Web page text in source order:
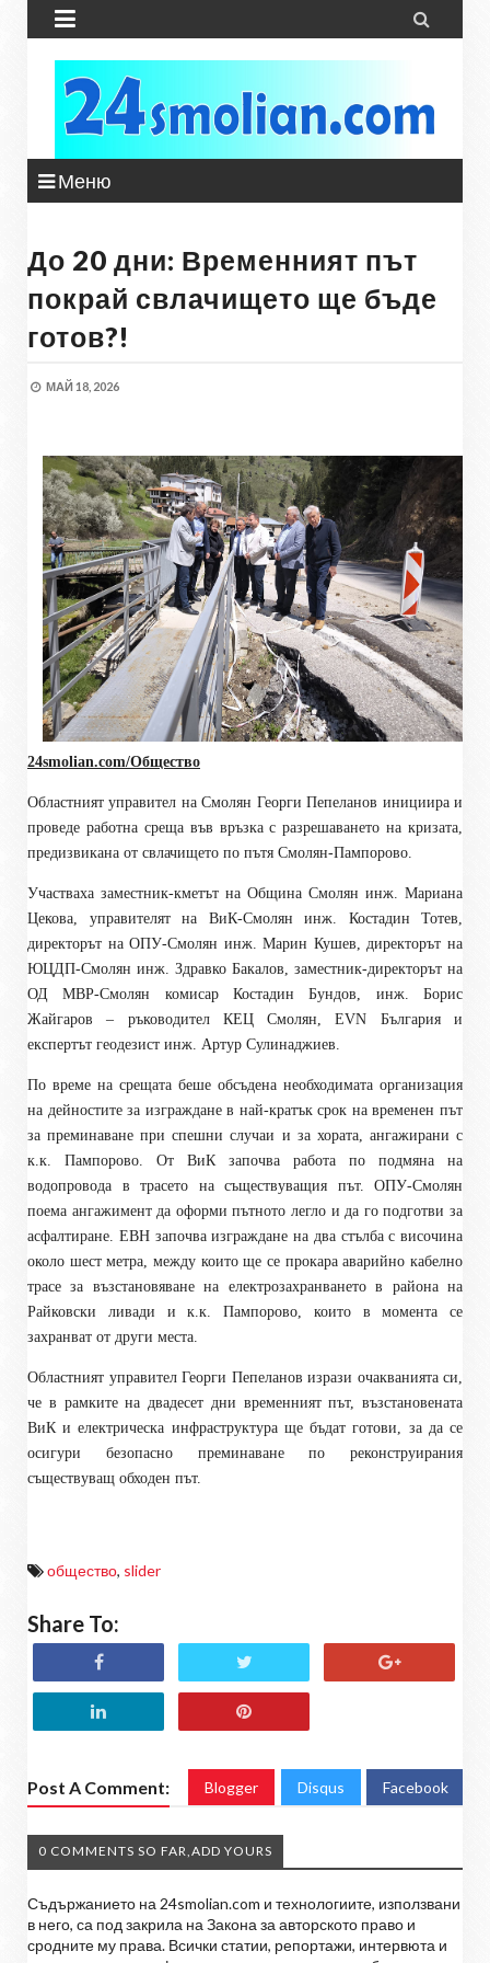
 
Меню
До 20 дни: Временният път
покрай свлачището ще бъде
готов?!
МАЙ 18, 2026
24smolian.com/Общество
Областният управител на Смолян Георги Пепеланов инициира и
проведе работна среща във връзка с разрешаването на кризата,
предизвикана от свлачището по пътя Смолян-Пампорово.
Участваха заместник-кметът на Община Смолян инж. Мариана
Цекова, управителят на ВиК-Смолян инж. Костадин Тотев,
директорът на ОПУ-Смолян инж. Марин Кушев, директорът на
ЮЦДП-Смолян инж. Здравко Бакалов, заместник-директорът на
ОД МВР-Смолян комисар Костадин Бундов, инж. Борис
Жайгаров – ръководител КЕЦ Смолян, ЕVN България и
експертът геодезист инж. Артур Сулинаджиев.
По време на срещата беше обсъдена необходимата организация
на дейностите за изграждане в най-кратък срок на временен път
за преминаване при спешни случаи и за хората, ангажирани с
к.к. Пампорово. От ВиК започва работа по подмяна на
водопровода в трасето на съществуващия път. ОПУ-Смолян
поема ангажимент да оформи пътното легло и да го подготви за
асфалтиране. ЕВН започва изграждане на два стълба с височина
около шест метра, между които ще се прокара аварийно кабелно
трасе за възстановяване на електрозахранването в района на
Райковски ливади и к.к. Пампорово, които в момента се
захранват от други места.
Областният управител Георги Пепеланов изрази очакванията си,
че в рамките на двадесет дни временният път, възстановената
ВиК и електрическа инфраструктура ще бъдат готови, за да се
осигури безопасно преминаване по реконструирания
съществуващ обходен път.
общество, slider
Share To:
Post A Comment: Blogger Disqus Facebook
0 COMMENTS SO FAR,ADD YOURS
Съдържанието на 24smolian.com и технологиите, използвани
в него, са под закрила на Закона за авторското право и
сродните му права. Всички статии, репортажи, интервюта и